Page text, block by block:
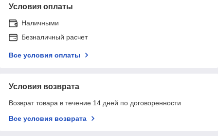
Условия оплаты
Наличными
Безналичный расчет
Все условия оплаты
Условия возврата
Возврат товара в течение 14 дней по договоренности
Все условия возврата